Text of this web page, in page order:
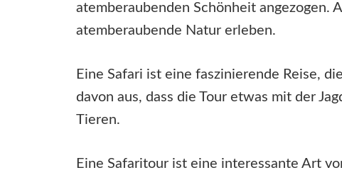
atemberaubenden Schönheit angezogen.
atemberaubende Natur erleben.
Eine Safari ist eine faszinierende Reise,
davon aus, dass die Tour etwas mit der
Tieren.
Eine Safaritour ist eine interessante Art